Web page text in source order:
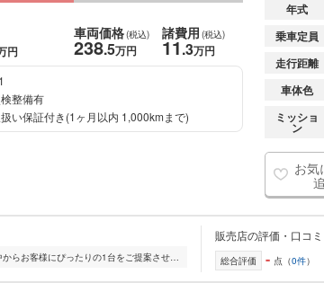
円
車両価格(税込)
238.5万円
諸費用 (税込)
11.3万円
整備有
い保証付き(1ヶ月以内 1,000kmまで)
年式
乗車定員
走行距離
車体色
ミッショ
ン
お気
全国的に店舗を展開しており、 豊富な在庫の中からお客様にぴったりの1台をご提案させていただきます。 国産車から輸入車まで幅広く取り扱っており、 登録済未使用車や...
販売店の評価・口コミ
総合評価 - 点（0件）